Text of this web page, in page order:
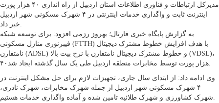
مدیرکل ارتباطات و فناوری اطلاعات استان اردبیل از راه اندازی ۴۰ هزار پورت
اینترنت ثابت و واگذاری خدمات اینترنتی در ۴ شهرک مسکونی شهر اردبیل
به گزارش پایگاه خبری قارتال؛ بهروز رزمی افزود: برای توسعه شبکه
فیبرنوری منازل مسکونی (FTTH) با هدف افزایش خطوط مشترک دیجیتال
نامتقارن (ADSL) و خطوط مشترک دیجیتال نامتقارن با نرخ بیت بالا (VDSL)،
وی ادامه داد: از ابتدای سال جاری، تجهیزات لازم برای حل مشکل اینترنت در
۴ شهرک مسکونی شهر اردبیل از جمله شهرک مخابرات، شهرک نادری،